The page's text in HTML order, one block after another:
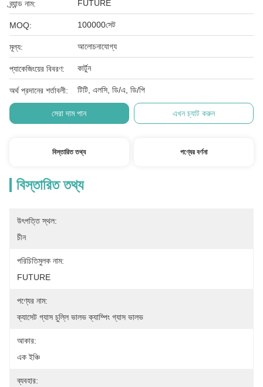
ব্র্যান্ড নাম: FUTURE
MOQ: 100000সেট
মূল্য: আলোচনাযোগ্য
প্যাকেজিংয়ের বিবরণ: কার্টুন
অর্থ প্রদানের শর্তাবলী: টিটি, এলসি, ডি/এ, ডি/পি
সেরা দাম পান এখন চ্যাট করুন
বিস্তারিত তথ্য পণ্যের বর্ণনা
বিস্তারিত তথ্য
উৎপত্তি স্থল:
চীন
পরিচিতিমুলক নাম:
FUTURE
পণ্যের নাম:
ক্যাসেট গ্যাস চুল্লি ভালভ ক্যাম্পিং গ্যাস ভালভ
আকার:
এক ইঞ্চি
ব্যবহার: